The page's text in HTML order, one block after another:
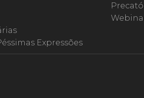
Expressões